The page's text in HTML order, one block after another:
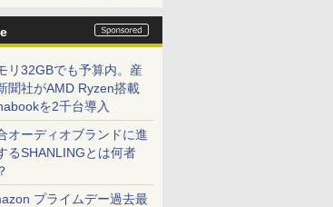
リ32GBでも予算内。産
聞社がAMD Ryzen搭載
を2千台導入
オーディオブランドに進
るSHANLINGとは何者
プライムデー過去最